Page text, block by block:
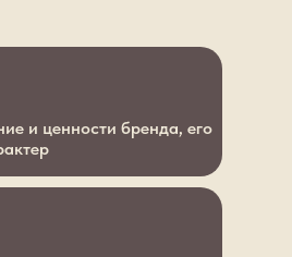
и ценности бренда, его